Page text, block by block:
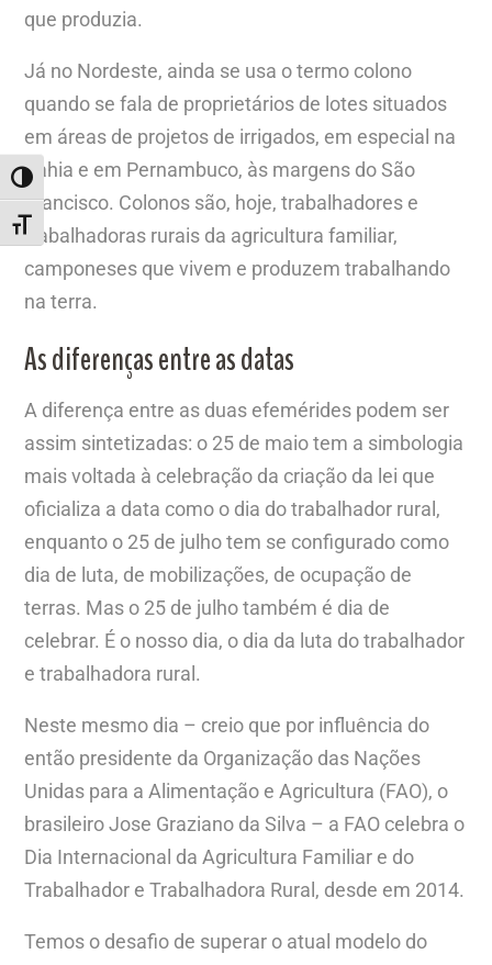
ALTERNAR ALTO CONTRASTE
ALTERNAR TAMANHO DA FONTE
que produzia.
Já no Nordeste, ainda se usa o termo colono
quando se fala de proprietários de lotes situados
em áreas de projetos de irrigados, em especial na
Bahia e em Pernambuco, às margens do São
Francisco. Colonos são, hoje, trabalhadores e
trabalhadoras rurais da agricultura familiar,
camponeses que vivem e produzem trabalhando
na terra.
As diferenças entre as datas
A diferença entre as duas efemérides podem ser
assim sintetizadas: o 25 de maio tem a simbologia
mais voltada à celebração da criação da lei que
oficializa a data como o dia do trabalhador rural,
enquanto o 25 de julho tem se configurado como
dia de luta, de mobilizações, de ocupação de
terras. Mas o 25 de julho também é dia de
celebrar. É o nosso dia, o dia da luta do trabalhador
e trabalhadora rural.
Neste mesmo dia – creio que por influência do
então presidente da Organização das Nações
Unidas para a Alimentação e Agricultura (FAO), o
brasileiro Jose Graziano da Silva – a FAO celebra o
Dia Internacional da Agricultura Familiar e do
Trabalhador e Trabalhadora Rural, desde em 2014.
Temos o desafio de superar o atual modelo do